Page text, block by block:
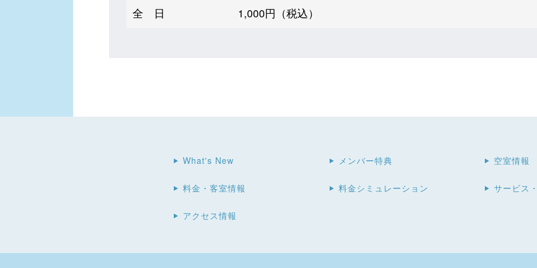
全 日 1,000円（税込）
What's New メンバー特典 空室情報
料金・客室情報 料金シミュレーション サービス
アクセス情報